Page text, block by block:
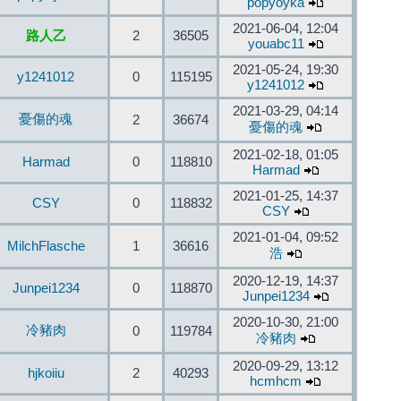
路人乙 2 36505
2021-06-04, 12:04
youabc11
y1241012 0 115195
2021-05-24, 19:30
y1241012
憂傷的魂 2 36674
2021-03-29, 04:14
憂傷的魂
Harmad 0 118810
2021-02-18, 01:05
Harmad
CSY 0 118832
2021-01-25, 14:37
CSY
MilchFlasche 1 36616
2021-01-04, 09:52
浩
Junpei1234 0 118870
2020-12-19, 14:37
Junpei1234
冷豬肉 0 119784
2020-10-30, 21:00
冷豬肉
hjkoiiu 2 40293
2020-09-29, 13:12
hcmhcm